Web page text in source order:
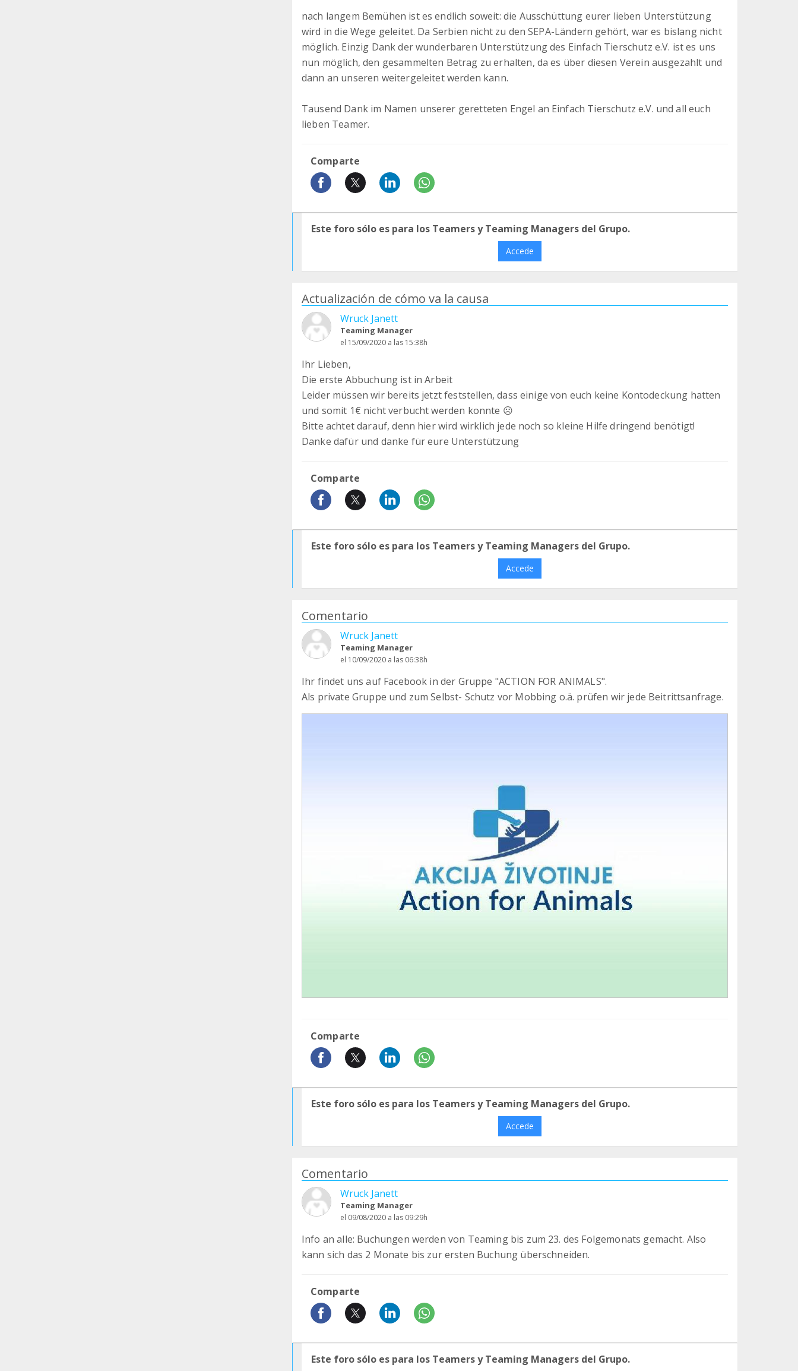
nach langem Bemühen ist es endlich soweit: die Ausschüttung eurer lieben Unterstützung
wird in die Wege geleitet. Da Serbien nicht zu den SEPA-Ländern gehört, war es bislang nicht
möglich. Einzig Dank der wunderbaren Unterstützung des Einfach Tierschutz e.V. ist es uns
nun möglich, den gesammelten Betrag zu erhalten, da es über diesen Verein ausgezahlt und
dann an unseren weitergeleitet werden kann.
Tausend Dank im Namen unserer geretteten Engel an Einfach Tierschutz e.V. und all euch
lieben Teamer.
Comparte
Este foro sólo es para los Teamers y Teaming Managers del Grupo.
Accede
Actualización de cómo va la causa
Wruck Janett
Teaming Manager
el 15/09/2020 a las 15:38h
Ihr Lieben,
Die erste Abbuchung ist in Arbeit
Leider müssen wir bereits jetzt feststellen, dass einige von euch keine Kontodeckung hatten
und somit 1€ nicht verbucht werden konnte ☹️
Bitte achtet darauf, denn hier wird wirklich jede noch so kleine Hilfe dringend benötigt!
Danke dafür und danke für eure Unterstützung
Comparte
Este foro sólo es para los Teamers y Teaming Managers del Grupo.
Accede
Comentario
Wruck Janett
Teaming Manager
el 10/09/2020 a las 06:38h
Ihr findet uns auf Facebook in der Gruppe "ACTION FOR ANIMALS".
Als private Gruppe und zum Selbst- Schutz vor Mobbing o.ä. prüfen wir jede Beitrittsanfrage.
Comparte
Este foro sólo es para los Teamers y Teaming Managers del Grupo.
Accede
Comentario
Wruck Janett
Teaming Manager
el 09/08/2020 a las 09:29h
Info an alle: Buchungen werden von Teaming bis zum 23. des Folgemonats gemacht. Also
kann sich das 2 Monate bis zur ersten Buchung überschneiden.
Comparte
Este foro sólo es para los Teamers y Teaming Managers del Grupo.